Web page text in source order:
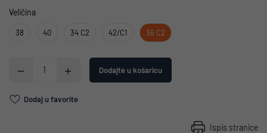
Veličina
38 40 34 C2 42/C1 36 C2
Dodajte u košaricu
Dodaj u favorite
Ispis stranice